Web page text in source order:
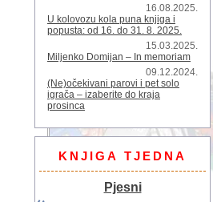
16.08.2025.
U kolovozu kola puna knjiga i
popusta: od 16. do 31. 8. 2025.
15.03.2025.
Miljenko Domijan – In memoriam
09.12.2024.
(Ne)očekivani parovi i pet solo
igrača – izaberite do kraja
prosinca
KNJIGA TJEDNA
Pjesni